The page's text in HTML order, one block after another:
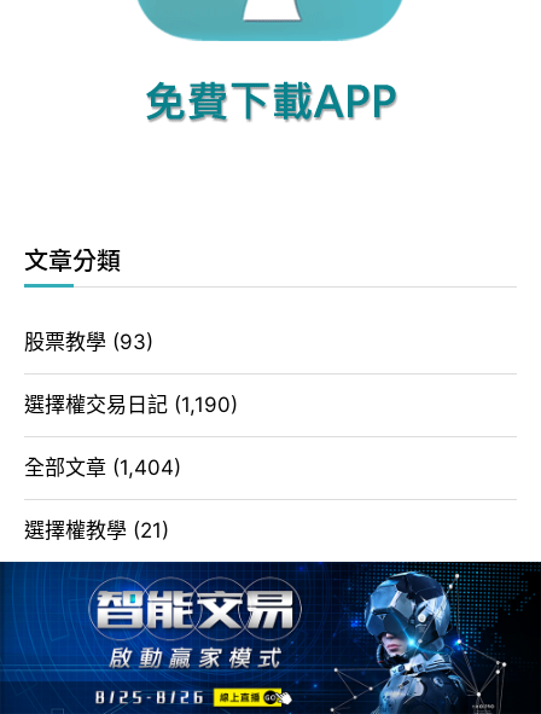
文章分類
股票教學 (93)
選擇權交易日記 (1,190)
全部文章 (1,404)
選擇權教學 (21)
選擇權策略(2)
期貨教學(93)